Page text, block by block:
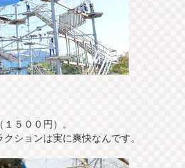
５００円）。
ションは実に爽快なんです。